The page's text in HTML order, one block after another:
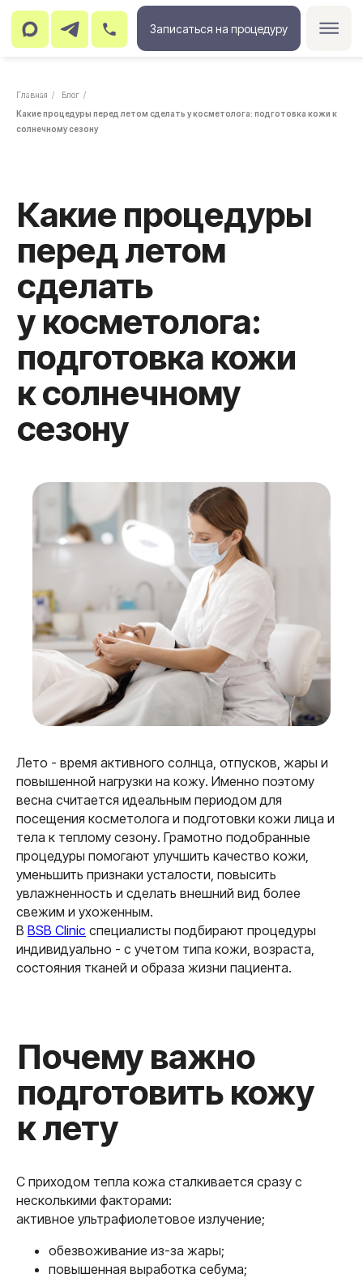
Главная / Блог /
Какие процедуры перед летом сделать у косметолога: подготовка кожи к
солнечному сезону
сделать
у косметолога:
подготовка кожи
к солнечному
сезону
Лето - время активного солнца, отпусков, жары и
повышенной нагрузки на кожу. Именно поэтому
весна считается идеальным периодом для
посещения косметолога и подготовки кожи лица и
тела к теплому сезону. Грамотно подобранные
процедуры помогают улучшить качество кожи,
уменьшить признаки усталости, повысить
увлажненность и сделать внешний вид более
свежим и ухоженным.
В BSB Clinic специалисты подбирают процедуры
индивидуально - с учетом типа кожи, возраста,
состояния тканей и образа жизни пациента.
Почему важно
подготовить кожу
к лету
С приходом тепла кожа сталкивается сразу с
несколькими факторами:
активное ультрафиолетовое излучение;
обезвоживание из-за жары;
повышенная выработка себума;
Биоревитализация —
глубокое
увлажнение перед